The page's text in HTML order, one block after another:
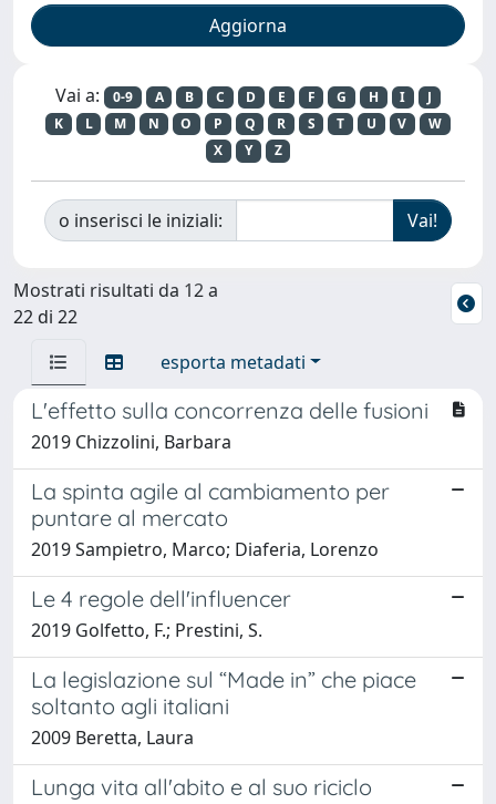
Vai a: 0-9 A B C D E F G H I
J
K
L M N O P Q R S T U V
W
X
Y Z
o inserisci le iniziali:
Mostrati risultati da 12 a
22 di 22
esporta metadati
L'effetto sulla concorrenza delle fusioni
2019 Chizzolini, Barbara
La spinta agile al cambiamento per
puntare al mercato
2019 Sampietro, Marco; Diaferia, Lorenzo
Le 4 regole dell'influencer
2019 Golfetto, F.; Prestini, S.
La legislazione sul “Made in” che piace
soltanto agli italiani
2009 Beretta, Laura
Lunga vita all'abito e al suo riciclo